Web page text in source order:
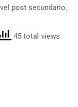
post secundario.
45 total views